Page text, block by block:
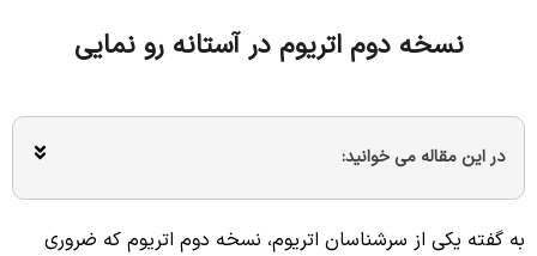
نسخه دوم اتریوم در آستانه رو نمایی
در این مقاله می خوانید:
به گفته یکی از سرشناسان اتریوم، نسخه دوم اتریوم که ضروری